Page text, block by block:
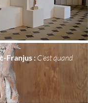
Franjus : C'est quand